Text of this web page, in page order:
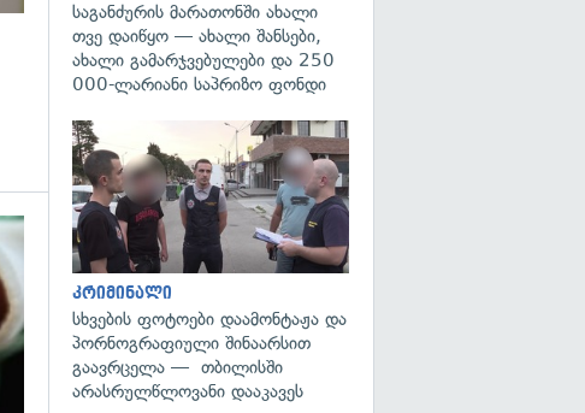
გადახედვა
საგანძურის მარათონში ახალი
თვე დაიწყო — ახალი შანსები,
ახალი გამარჯვებულები და 250
000-ლარიანი საპრიზო ფონდი
კრიმინალი
სხვების ფოტოები დაამონტაჟა და
პორნოგრაფიული შინაარსით
გაავრცელა — თბილისში
არასრულწლოვანი დააკავეს